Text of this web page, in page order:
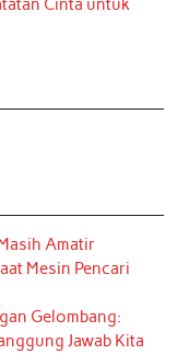
Cinta untuk
Amatir
Mesin Pencari
Gelombang:
Jawab Kita